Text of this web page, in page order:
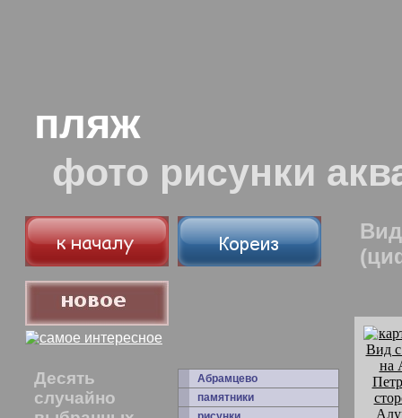
пляж
фото рисунки
Десять
случайно
Абрамцево
памятники